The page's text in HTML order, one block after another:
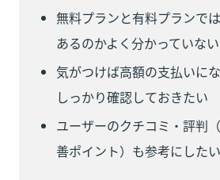
無料プランと有料プランで
あるのかよく分かっていない
気がつけば高額の支払いに
しっかり確認しておきたい
ユーザーのクチコミ・評判
善ポイント）も参考にしたい